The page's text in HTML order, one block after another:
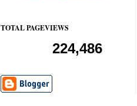
TOTAL PAGEVIEWS
224,486